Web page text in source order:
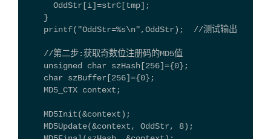
OddStr[i]=strC[tmp];
}
printf("OddStr=%s\n",OddStr);  //测试输出
//第二步:获取奇数位注册码的MD5值
unsigned char szHash[256]={0};
char szBuffer[256]={0};
MD5_CTX context;
MD5Init(&context);
MD5Update(&context, OddStr, 8);